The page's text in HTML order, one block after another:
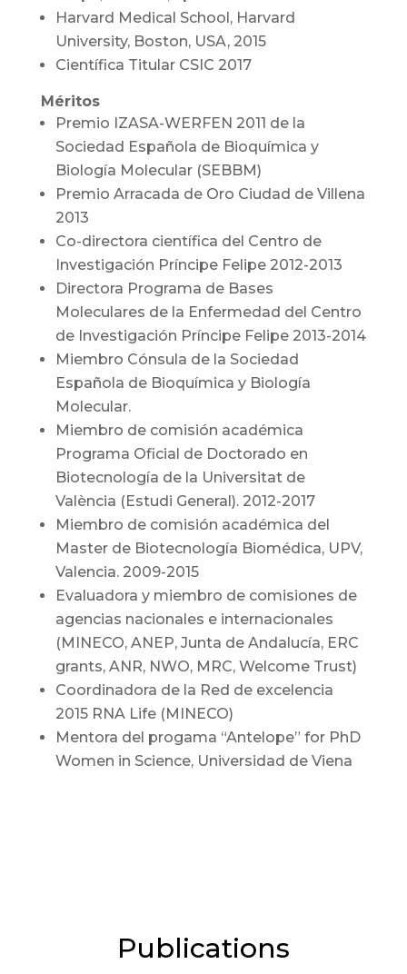
Harvard Medical School, Harvard
University, Boston, USA, 2015
Científica Titular CSIC 2017
Méritos
Premio IZASA-WERFEN 2011 de la
Sociedad Española de Bioquímica y
Biología Molecular (SEBBM)
Premio Arracada de Oro Ciudad de Villena
2013
Co-directora científica del Centro de
Investigación Príncipe Felipe 2012-2013
Directora Programa de Bases
Moleculares de la Enfermedad del Centro
de Investigación Príncipe Felipe 2013-2014
Miembro Cónsula de la Sociedad
Española de Bioquímica y Biología
Molecular.
Miembro de comisión académica
Programa Oficial de Doctorado en
Biotecnología de la Universitat de
València (Estudi General). 2012-2017
Miembro de comisión académica del
Master de Biotecnología Biomédica, UPV,
Valencia. 2009-2015
Evaluadora y miembro de comisiones de
agencias nacionales e internacionales
(MINECO, ANEP, Junta de Andalucía, ERC
grants, ANR, NWO, MRC, Welcome Trust)
Coordinadora de la Red de excelencia
2015 RNA Life (MINECO)
Mentora del progama “Antelope” for PhD
Women in Science, Universidad de Viena
Publications